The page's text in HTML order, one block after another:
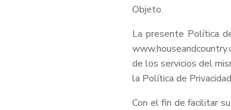
Objeto.
La presente Política
de los servicios del
la Política de
Con el fin de facilitar